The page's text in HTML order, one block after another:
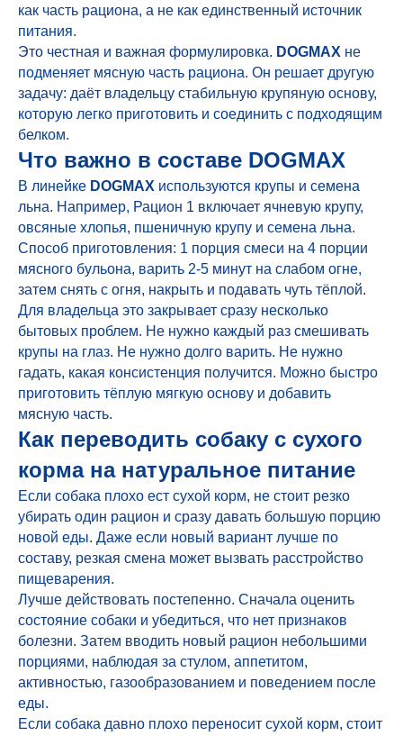
как часть рациона, а не как единственный источник
питания.
Это честная и важная формулировка. DOGMAX не
подменяет мясную часть рациона. Он решает другую
задачу: даёт владельцу стабильную крупяную основу,
которую легко приготовить и соединить с подходящим
белком.
Что важно в составе DOGMAX
В линейке DOGMAX используются крупы и семена
льна. Например, Рацион 1 включает ячневую крупу,
овсяные хлопья, пшеничную крупу и семена льна.
Способ приготовления: 1 порция смеси на 4 порции
мясного бульона, варить 2-5 минут на слабом огне,
затем снять с огня, накрыть и подавать чуть тёплой.
Для владельца это закрывает сразу несколько
бытовых проблем. Не нужно каждый раз смешивать
крупы на глаз. Не нужно долго варить. Не нужно
гадать, какая консистенция получится. Можно быстро
приготовить тёплую мягкую основу и добавить
мясную часть.
Как переводить собаку с сухого
корма на натуральное питание
Если собака плохо ест сухой корм, не стоит резко
убирать один рацион и сразу давать большую порцию
новой еды. Даже если новый вариант лучше по
составу, резкая смена может вызвать расстройство
пищеварения.
Лучше действовать постепенно. Сначала оценить
состояние собаки и убедиться, что нет признаков
болезни. Затем вводить новый рацион небольшими
порциями, наблюдая за стулом, аппетитом,
активностью, газообразованием и поведением после
еды.
Если собака давно плохо переносит сухой корм, стоит